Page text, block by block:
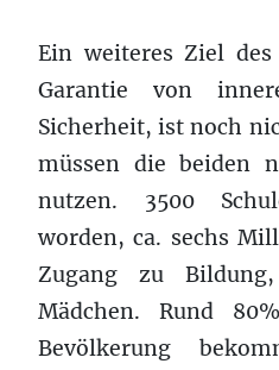
Ein weiteres Ziel des
Garantie von
Sicherheit, ist noch
müssen die beiden
nutzen. 3500
worden, ca. sechs
Zugang zu
Mädchen. Rund
Bevölkerung